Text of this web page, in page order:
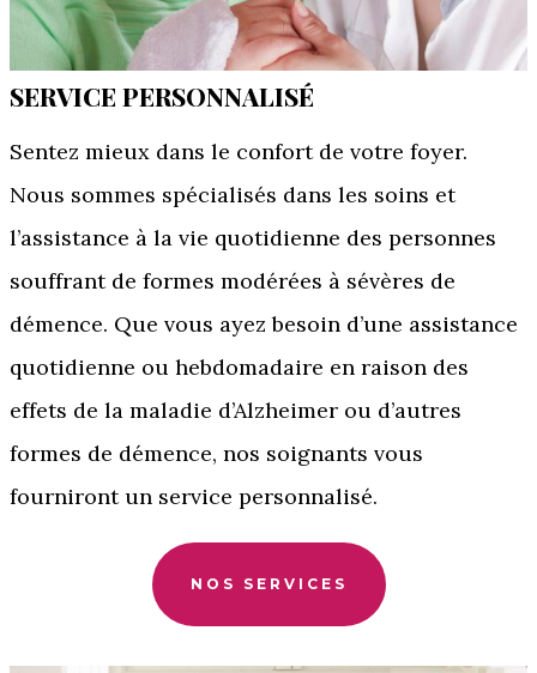
SERVICE PERSONNALISÉ
Sentez mieux dans le confort de votre foyer.
Nous sommes spécialisés dans les soins et
l’assistance à la vie quotidienne des personnes
souffrant de formes modérées à sévères de
démence. Que vous ayez besoin d’une assistance
quotidienne ou hebdomadaire en raison des
effets de la maladie d’Alzheimer ou d’autres
formes de démence, nos soignants vous
fourniront un service personnalisé.
NOS SERVICES